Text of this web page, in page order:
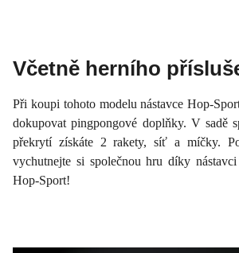
Včetně herního
Při koupi tohoto modelu nástavce Hop-
dokupovat pingpongové doplňky. V sadě
překrytí získáte 2 rakety, síť a míčky.
vychutnejte si společnou hru díky
Hop-Sport!